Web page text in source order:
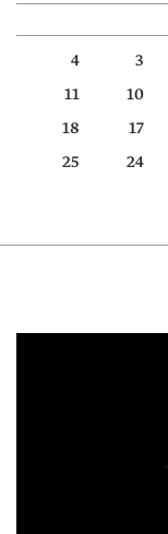
3
4
10
11
17
18
24
25